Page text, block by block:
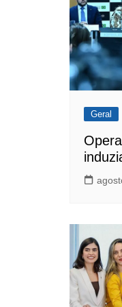
Geral